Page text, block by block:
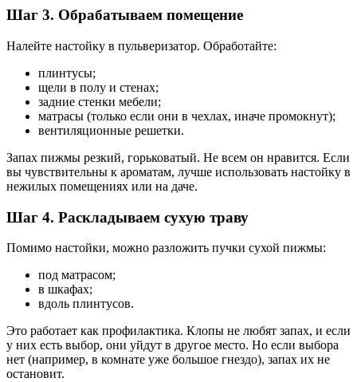
Шаг 3. Обрабатываем помещение
Налейте настойку в пульверизатор. Обработайте:
плинтусы;
щели в полу и стенах;
задние стенки мебели;
матрасы (только если они в чехлах, иначе промокнут);
вентиляционные решетки.
Запах пижмы резкий, горьковатый. Не всем он нравится. Если
вы чувствительны к ароматам, лучше использовать настойку в
нежилых помещениях или на даче.
Шаг 4. Раскладываем сухую траву
Помимо настойки, можно разложить пучки сухой пижмы:
под матрасом;
в шкафах;
вдоль плинтусов.
Это работает как профилактика. Клопы не любят запах, и если
у них есть выбор, они уйдут в другое место. Но если выбора
нет (например, в комнате уже большое гнездо), запах их не
остановит.